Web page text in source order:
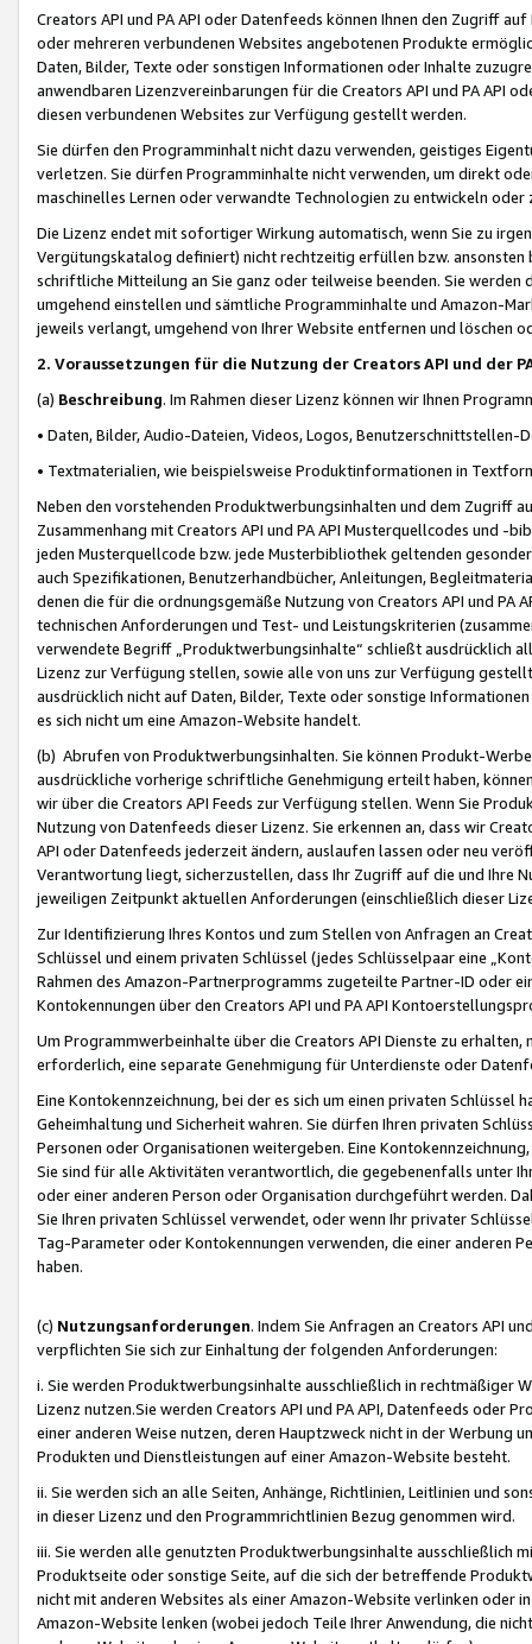
Creators API und PA API oder Datenfeeds können Ihnen den Zugriff
oder mehreren verbundenen Websites angebotenen Produkte
Daten, Bilder, Texte oder sonstigen Informationen oder Inhalte
anwendbaren Lizenzvereinbarungen für die Creators API und PA API
diesen verbundenen Websites zur Verfügung gestellt werden.
Sie dürfen den Programminhalt nicht dazu verwenden, geistiges
verletzen. Sie dürfen Programminhalte nicht verwenden, um direkt
maschinelles Lernen oder verwandte Technologien zu entwickeln
Die Lizenz endet mit sofortiger Wirkung automatisch, wenn Sie zu
Vergütungskatalog definiert) nicht rechtzeitig erfüllen bzw. ansonsten
schriftliche Mitteilung an Sie ganz oder teilweise beenden. Sie werden
umgehend einstellen und sämtliche Programminhalte und Amazon-
jeweils verlangt, umgehend von Ihrer Website entfernen und löschen
2. Voraussetzungen für die Nutzung der Creators API und der
(a) Beschreibung. Im Rahmen dieser Lizenz können wir Ihnen
• Daten, Bilder, Audio-Dateien, Videos, Logos, Benutzerschnittstellen-
• Textmaterialien, wie beispielsweise Produktinformationen in
Neben den vorstehenden Produktwerbungsinhalten und dem Zugriff
Zusammenhang mit Creators API und PA API Musterquellcodes und
jeden Musterquellcode bzw. jede Musterbibliothek geltenden
auch Spezifikationen, Benutzerhandbücher, Anleitungen,
denen die für die ordnungsgemäße Nutzung von Creators API und PA
technischen Anforderungen und Test- und Leistungskriterien
verwendete Begriff „Produktwerbungsinhalte“ schließt ausdrücklich
Lizenz zur Verfügung stellen, sowie alle von uns zur Verfügung
ausdrücklich nicht auf Daten, Bilder, Texte oder sonstige
es sich nicht um eine Amazon-Website handelt.
(b) Abrufen von Produktwerbungsinhalten. Sie können Produkt-
ausdrückliche vorherige schriftliche Genehmigung erteilt haben,
wir über die Creators API Feeds zur Verfügung stellen. Wenn Sie
Nutzung von Datenfeeds dieser Lizenz. Sie erkennen an, dass wir
API oder Datenfeeds jederzeit ändern, auslaufen lassen oder neu
Verantwortung liegt, sicherzustellen, dass Ihr Zugriff auf die und Ihre
jeweiligen Zeitpunkt aktuellen Anforderungen (einschließlich dieser
Zur Identifizierung Ihres Kontos und zum Stellen von Anfragen an
Schlüssel und einem privaten Schlüssel (jedes Schlüsselpaar eine
Rahmen des Amazon-Partnerprogramms zugeteilte Partner-ID oder
Kontokennungen über den Creators API und PA API
Um Programmwerbeinhalte über die Creators API Dienste zu
erforderlich, eine separate Genehmigung für Unterdienste oder
Eine Kontokennzeichnung, bei der es sich um einen privaten
Geheimhaltung und Sicherheit wahren. Sie dürfen Ihren privaten
Personen oder Organisationen weitergeben. Eine
Sie sind für alle Aktivitäten verantwortlich, die gegebenenfalls unter
oder einer anderen Person oder Organisation durchgeführt werden.
Sie Ihren privaten Schlüssel verwendet, oder wenn Ihr privater
Tag-Parameter oder Kontokennungen verwenden, die einer anderen
haben.
(c) Nutzungsanforderungen. Indem Sie Anfragen an Creators API
verpflichten Sie sich zur Einhaltung der folgenden Anforderungen:
i. Sie werden Produktwerbungsinhalte ausschließlich in rechtmäßiger
Lizenz nutzen.Sie werden Creators API und PA API, Datenfeeds oder
einer anderen Weise nutzen, deren Hauptzweck nicht in der Werbung
Produkten und Dienstleistungen auf einer Amazon-Website besteht.
ii. Sie werden sich an alle Seiten, Anhänge, Richtlinien, Leitlinien und
in dieser Lizenz und den Programmrichtlinien Bezug genommen wird.
iii. Sie werden alle genutzten Produktwerbungsinhalte ausschließlich
Produktseite oder sonstige Seite, auf die sich der betreffende
nicht mit anderen Websites als einer Amazon-Website verlinken oder
Amazon-Website lenken (wobei jedoch Teile Ihrer Anwendung, die